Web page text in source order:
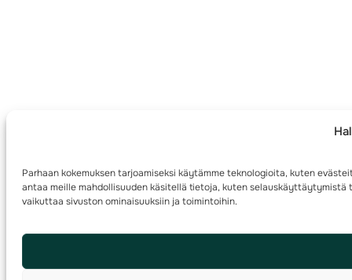
Parhaan kokemuksen tarjoamiseksi käytämme teknologioita, kuten
antaa meille mahdollisuuden käsitellä tietoja, kuten
vaikuttaa sivuston ominaisuuksiin ja toimintoihin.